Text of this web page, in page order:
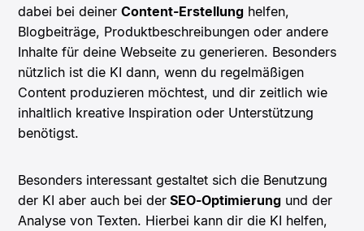
dabei bei deinerContent-Erstellung helfen,
Blogbeiträge, Produktbeschreibungen oder andere
Inhalte für deine Webseite zu generieren. Besonders
nützlich ist die KI dann, wenn du regelmäßigen
Content produzieren möchtest, und dir zeitlich wie
inhaltlich kreative Inspiration oder Unterstützung
benötigst.
Besonders interessant gestaltet sich die Benutzung
der KI aber auch bei der SEO-Optimierung und der
Analyse von Texten. Hierbei kann dir die KI helfen,